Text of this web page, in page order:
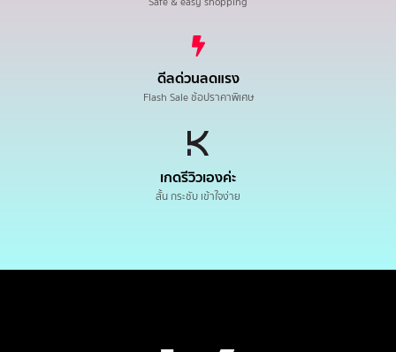
ดีลด่วนลดแรง
Flash Sale ช้อปราคาพิเศษ
เกดรีวิวเองค่ะ
สั้น กระชับ เข้าใจง่าย